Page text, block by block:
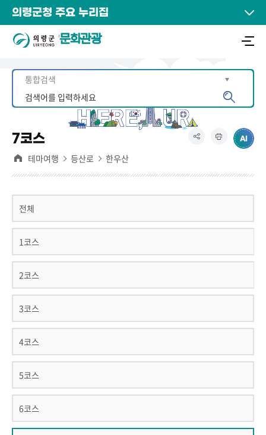
의령군청 주요 누리집
문화관광
7코스
테마여행 등산로 한우산
전체
1코스
2코스
3코스
4코스
5코스
6코스